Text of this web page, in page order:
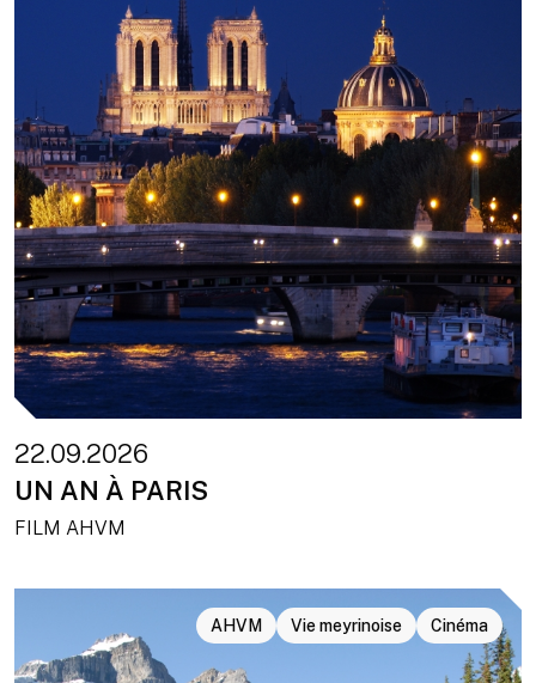
22.09.2026
UN AN À PARIS
FILM AHVM
AHVM Vie meyrinoise Cinéma